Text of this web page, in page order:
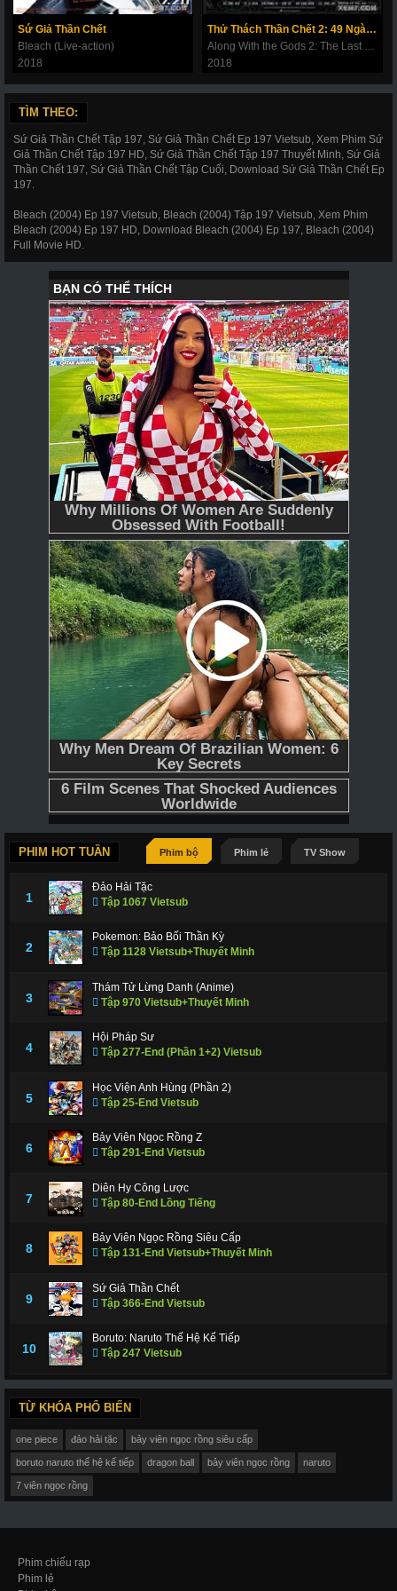
276 277 280 281 282
283 284 285 286 287 288 289
290
297 298 299 300 301 302 303
304 305 306 307 308 309 310
322 323 324 325 326 327 328
329 330 331 332 333 334 335
336 337 338 339 340 341 343
344 345 346 347 348 349 350
351 352 353 354 355 356 357
358 359 360 361 362 363 364
365 366 - Tập Cuối
Sứ Giả Thần Chết
Bleach (Live-action)
2018
Thử Thách Thần Chết 2: 49 Ngày Cuối Cùng
2018
TÌM THEO:
Sứ Giả Thần Chết Tập 197, Sứ Giả Thần Chết Ep 197 Vietsub, Xem Phim Sứ
Giả Thần Chết Tập 197 HD, Sứ Giả Thần Chết Tập 197 Thuyết Minh, Sứ Giả
Thần Chết 197, Sứ Giả Thần Chết Tập Cuối, Download Sứ Giả Thần Chết Ep
197.
Bleach (2004) Ep 197 Vietsub, Bleach (2004) Tập 197 Vietsub, Xem Phim
Bleach (2004) Ep 197 HD, Download Bleach (2004) Ep 197, Bleach (2004)
Full Movie HD.
PHIM HOT TUẦN Phim bộ Phim lẻ TV Show
1
Đảo Hải Tặc
Tập 1067 Vietsub
2
Pokemon: Bảo Bối Thần Kỳ
Tập 1128 Vietsub+Thuyết Minh
3
Thám Tử Lừng Danh (Anime)
Tập 970 Vietsub+Thuyết Minh
4
Hội Pháp Sư
Tập 277-End (Phần 1+2) Vietsub
5
Học Viện Anh Hùng (Phần 2)
Tập 25-End Vietsub
6
Bảy Viên Ngọc Rồng Z
Tập 291-End Vietsub
7
Diên Hy Công Lược
Tập 80-End Lồng Tiếng
8
Bảy Viên Ngọc Rồng Siêu Cấp
Tập 131-End Vietsub+Thuyết Minh
9
Sứ Giả Thần Chết
Tập 366-End Vietsub
10
Boruto: Naruto Thế Hệ Kế Tiếp
Tập 247 Vietsub
TỪ KHÓA PHỔ BIẾN
one piece đảo hải tặc bảy viên ngọc rồng siêu cấp
boruto naruto thế hệ kế tiếp dragon ball bảy viên ngọc rồng naruto
7 viên ngọc rồng
Phim chiếu rạp
Phim lẻ